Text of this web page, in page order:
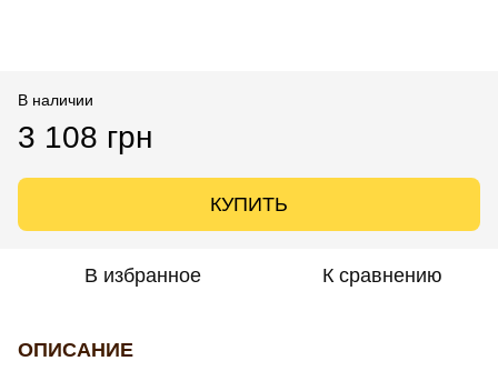
В наличии
3 108 грн
КУПИТЬ
В избранное К сравнению
ОПИСАНИЕ